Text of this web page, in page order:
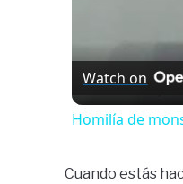
Watch on
Homilía de
Cuando estás